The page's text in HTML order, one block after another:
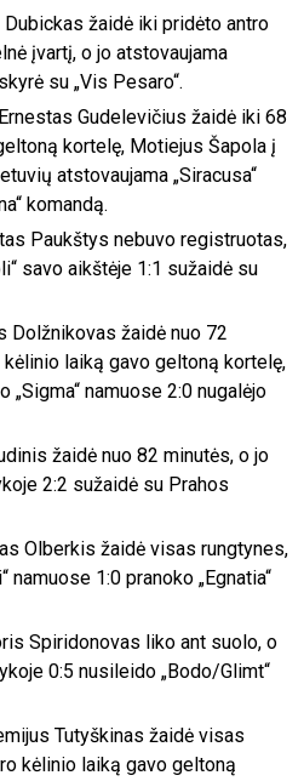
žaidė iki pridėto antro
įvartį, o jo atstovaujama
su „Vis Pesaro“.
Gudelevičius žaidė iki 68
kortelę, Motiejus Šapola į
atstovaujama „Siracusa“
komandą.
Paukštys nebuvo registruotas,
savo aikštėje 1:1 sužaidė su
Dolžnikovas žaidė nuo 72
laiką gavo geltoną kortelę,
„Sigma“ namuose 2:0 nugalėjo
žaidė nuo 82 minutės, o jo
2:2 sužaidė su Prahos
Olberkis žaidė visas rungtynes,
namuose 1:0 pranoko „Egnatia“
Spiridonovas liko ant suolo, o
0:5 nusileido „Bodo/Glimt“
Tutyškinas žaidė visas
kėlinio laiką gavo geltoną